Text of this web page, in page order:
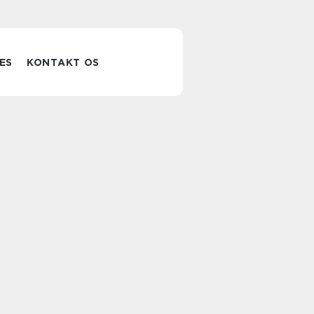
KONTAKT OS